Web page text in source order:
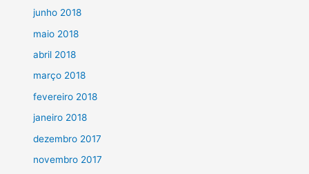
junho 2018
maio 2018
abril 2018
março 2018
fevereiro 2018
janeiro 2018
dezembro 2017
novembro 2017